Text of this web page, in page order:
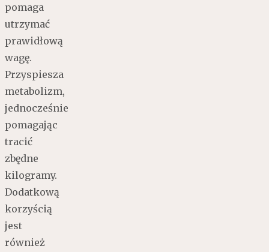
pomaga
utrzymać
prawidłową
wagę.
Przyspiesza
metabolizm,
jednocześnie
pomagając
tracić
zbędne
kilogramy.
Dodatkową
korzyścią
jest
również